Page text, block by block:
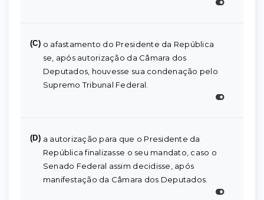
(C) o afastamento do Presidente da República
se, após autorização da Câmara dos
Deputados, houvesse sua condenação pelo
Supremo Tribunal Federal.
(D) a autorização para que o Presidente da
República finalizasse o seu mandato, caso o
Senado Federal assim decidisse, após
manifestação da Câmara dos Deputados.